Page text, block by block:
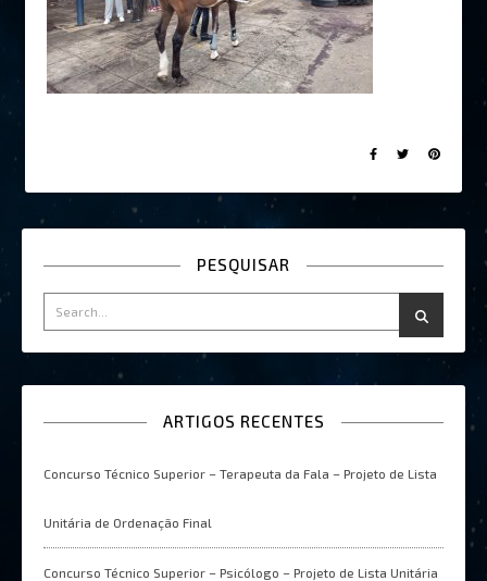
PESQUISAR
ARTIGOS RECENTES
Concurso Técnico Superior – Terapeuta da Fala – Projeto de Lista
Unitária de Ordenação Final
Concurso Técnico Superior – Psicólogo – Projeto de Lista Unitária